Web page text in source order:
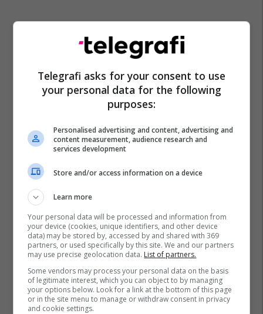
Telegrafi asks for your consent to use
your personal data for the following
purposes:
Personalised advertising and content, advertising and
content measurement, audience research and
services development
Store and/or access information on a device
Learn more
Your personal data will be processed and information from
your device (cookies, unique identifiers, and other device
data) may be stored by, accessed by and shared with 369
partners, or used specifically by this site. We and our partners
may use precise geolocation data. List of partners.
Some vendors may process your personal data on the basis
of legitimate interest, which you can object to by managing
your options below. Look for a link at the bottom of this page
or in the site menu to manage or withdraw consent in privacy
and cookie settings.